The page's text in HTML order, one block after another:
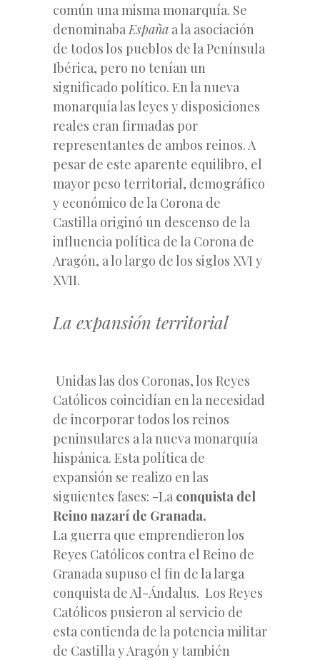
común una misma monarquía. Se
denominabaEspaña a la asociación
de todos los pueblos de la Península
Ibérica, pero no tenían un
significado político. En la nueva
monarquía las leyes y disposiciones
reales eran firmadas por
representantes de ambos reinos. A
pesar de este aparente equilibro, el
mayor peso territorial, demográfico
y económico de la Corona de
Castilla originó un descenso de la
influencia política de la Corona de
Aragón, a lo largo de los siglos XVI y
XVII.
La expansión territorial
Unidas las dos Coronas, los Reyes
Católicos coincidían en la necesidad
de incorporar todos los reinos
peninsulares a la nueva monarquía
hispánica. Esta política de
expansión se realizo en las
siguientes fases: -La conquista del
Reino nazarí de Granada.
La guerra que emprendieron los
Reyes Católicos contra el Reino de
Granada supuso el fin de la larga
conquista de Al-Ándalus. Los Reyes
Católicos pusieron al servicio de
esta contienda de la potencia militar
de Castilla y Aragón y también